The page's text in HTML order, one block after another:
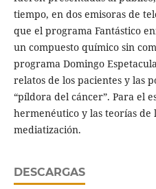
tiempo, en dos emisoras de
que el programa Fantástico
un compuesto químico sin
programa Domingo
relatos de los pacientes y las
“píldora del cáncer”. Para el
hermenéutico y las teorías de
mediatización.
DESCARGAS